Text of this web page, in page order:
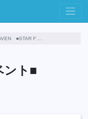
■STAR F ...
ント■